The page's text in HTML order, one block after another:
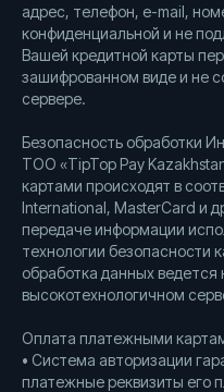
адрес, телефон, e-mail,
конфиденциальной и не
Вашей кредитной карты
зашифрованном виде и не
сервере.
Безопасность обработки
ТОО «TipTop Pay
картами происходят в
International, MasterCard и
передаче информации
технологии безопасности
обработка данных ведется
высокотехнологичном
Оплата платежными
• Система авторизации
платежные реквизиты его
Хотите
о нас
Казахстан,
ул. Ауэзова, 82, 6
Карта